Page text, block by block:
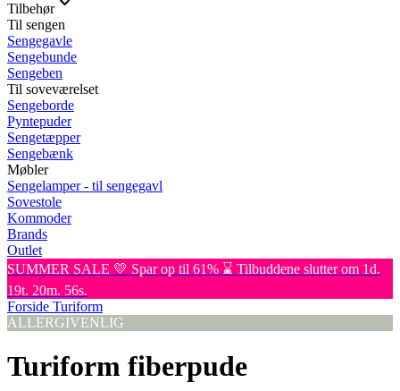
Tilbehør
Til sengen
Sengegavle
Sengebunde
Sengeben
Til soveværelset
Sengeborde
Pyntepuder
Sengetæpper
Sengebænk
Møbler
Sengelamper - til sengegavl
Sovestole
Kommoder
Brands
Outlet
SUMMER SALE 💛 Spar op til 61% ⌛ Tilbuddene slutter om 1d.
19t. 20m. 56s.
Forside Turiform
ALLERGIVENLIG
Turiform fiberpude